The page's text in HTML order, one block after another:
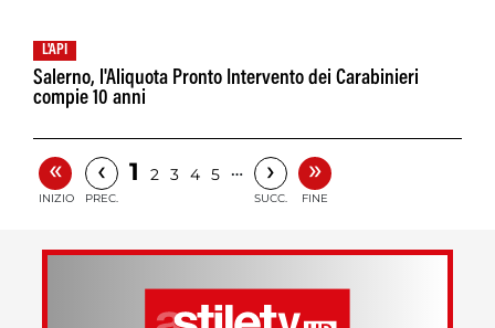
L'API
Salerno, l'Aliquota Pronto Intervento dei Carabinieri
compie 10 anni
«
INIZIO
‹
PREC.
1 2 3 4 5 … ›
SUCC.
»
FINE